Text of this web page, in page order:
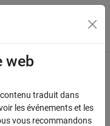
du menu
web
traduit dans
les événements et les
vous recommandons